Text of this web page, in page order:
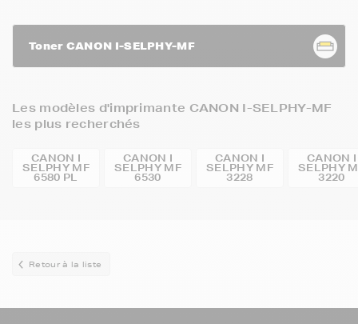
Toner CANON I-SELPHY-MF
Les modèles d'imprimante CANON I-SELPHY-MF
les plus recherchés
CANON I
SELPHY MF
6580 PL
CANON I
SELPHY MF
6530
CANON I
SELPHY MF
3228
CANON I
SELPHY
3220
Retour à la liste